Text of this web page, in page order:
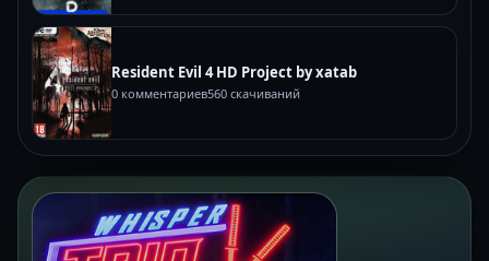
Resident Evil 4 HD Project by xatab
0 комментариев560 скачиваний